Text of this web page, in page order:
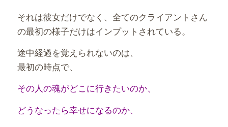
それは彼女だけでなく、全てのクライアントさん
の最初の様子だけはインプットされている。
途中経過を覚えられないのは、
最初の時点で、
その人の魂がどこに行きたいのか、
どうなったら幸せになるのか、